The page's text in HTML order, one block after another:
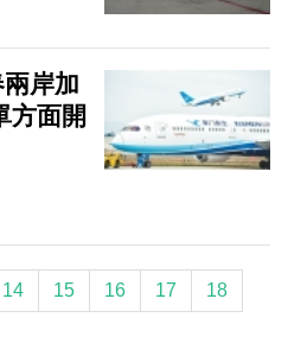
岸加
方面開
14 15 16 17 18